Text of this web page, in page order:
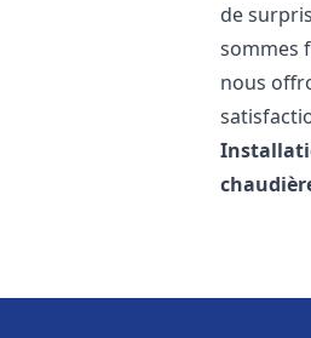
de
sommes
nous